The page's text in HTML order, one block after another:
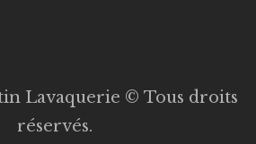
Lavaquerie © Tous droits
réservés.